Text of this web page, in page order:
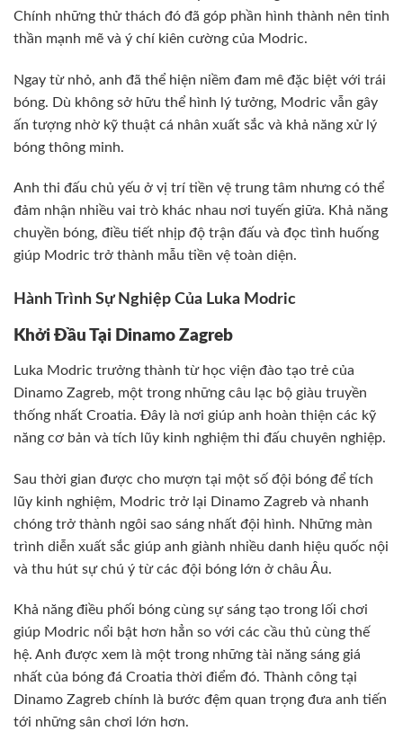
Chính những thử thách đó đã góp phần hình thành nên tinh
thần mạnh mẽ và ý chí kiên cường của Modric.
Ngay từ nhỏ, anh đã thể hiện niềm đam mê đặc biệt với trái
bóng. Dù không sở hữu thể hình lý tưởng, Modric vẫn gây
ấn tượng nhờ kỹ thuật cá nhân xuất sắc và khả năng xử lý
bóng thông minh.
Anh thi đấu chủ yếu ở vị trí tiền vệ trung tâm nhưng có thể
đảm nhận nhiều vai trò khác nhau nơi tuyến giữa. Khả năng
chuyền bóng, điều tiết nhịp độ trận đấu và đọc tình huống
giúp Modric trở thành mẫu tiền vệ toàn diện.
Hành Trình Sự Nghiệp Của Luka Modric
Khởi Đầu Tại Dinamo Zagreb
Luka Modric trưởng thành từ học viện đào tạo trẻ của
Dinamo Zagreb, một trong những câu lạc bộ giàu truyền
thống nhất Croatia. Đây là nơi giúp anh hoàn thiện các kỹ
năng cơ bản và tích lũy kinh nghiệm thi đấu chuyên nghiệp.
Sau thời gian được cho mượn tại một số đội bóng để tích
lũy kinh nghiệm, Modric trở lại Dinamo Zagreb và nhanh
chóng trở thành ngôi sao sáng nhất đội hình. Những màn
trình diễn xuất sắc giúp anh giành nhiều danh hiệu quốc nội
và thu hút sự chú ý từ các đội bóng lớn ở châu Âu.
Khả năng điều phối bóng cùng sự sáng tạo trong lối chơi
giúp Modric nổi bật hơn hẳn so với các cầu thủ cùng thế
hệ. Anh được xem là một trong những tài năng sáng giá
nhất của bóng đá Croatia thời điểm đó. Thành công tại
Dinamo Zagreb chính là bước đệm quan trọng đưa anh tiến
tới những sân chơi lớn hơn.